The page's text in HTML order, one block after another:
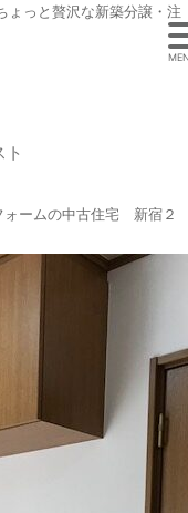
ょっと贅沢な新築分譲・注
ォームの中古住宅 新宿２